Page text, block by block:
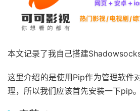
本文记录了我自己搭建Shadowsocks
这里介绍的是使用Pip作为管理软件
理，所以我们应该首先安装一下pip。